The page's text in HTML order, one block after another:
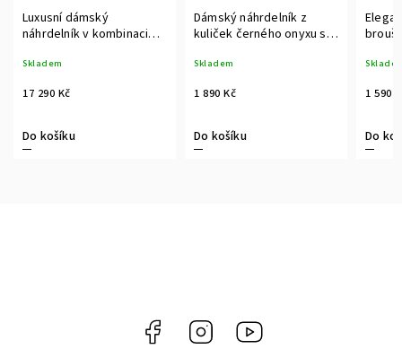
Luxusní dámský
náhrdelník v kombinaci
onyxu
Skladem
17 290 Kč
Do košíku
Dámský náhrdelník z
kuliček černého onyxu s
v růžovém pozlacení
Skladem
1 890 Kč
Do košíku
1 590
Do
Facebook Instagram